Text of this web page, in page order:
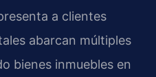
a clientes
abarcan múltiples
bienes inmuebles en